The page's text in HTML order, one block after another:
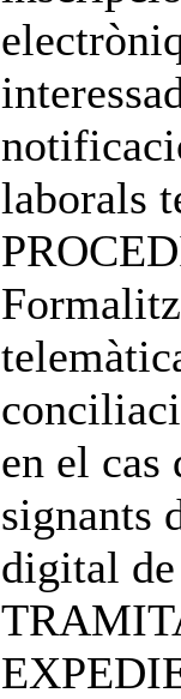
laborals
en el cas
signants
digital